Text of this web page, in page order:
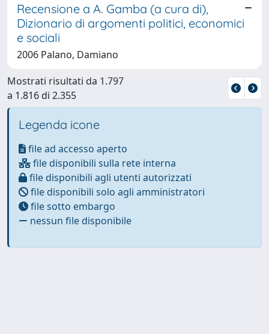
Recensione a A. Gamba (a cura di),
Dizionario di argomenti politici, economici
e sociali
2006 Palano, Damiano
Mostrati risultati da 1.797
a 1.816 di 2.355
Legenda icone
file ad accesso aperto
file disponibili sulla rete interna
file disponibili agli utenti autorizzati
file disponibili solo agli amministratori
file sotto embargo
nessun file disponibile